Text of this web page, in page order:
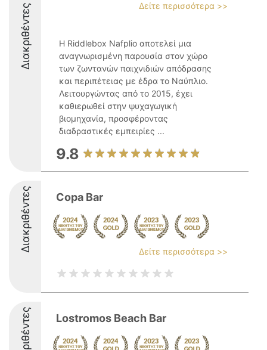
Διακριθέντες Δείτε περισσότερα >>
Η Riddlebox Nafplio αποτελεί μια
αναγνωρισμένη παρουσία στον χώρο
των ζωντανών παιχνιδιών απόδρασης
και περιπέτειας με έδρα το Ναύπλιο.
Λειτουργώντας από το 2015, έχει
καθιερωθεί στην ψυχαγωγική
βιομηχανία, προσφέροντας
διαδραστικές εμπειρίες ...
9.8
Διακριθέντες Copa Bar
Δείτε περισσότερα >>
Lostromos Beach Bar